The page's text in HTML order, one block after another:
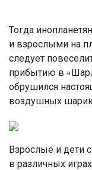
Тогда
и взрослыми на
следует
прибытию в
обрушился
воздушных
Взрослые и дети
в различных